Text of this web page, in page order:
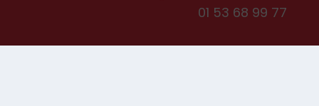
01 53 68 99 77